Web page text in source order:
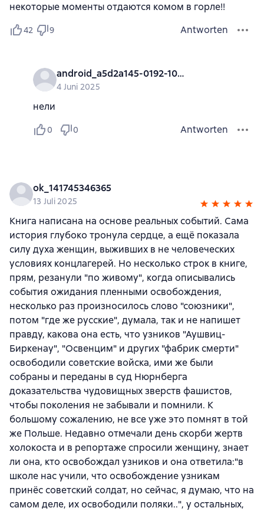
некоторые моменты отдаются комом в горле!!
42 9 Antworten
android_a5d2a145-0192-1000-0000-000000000000
4 Juni 2025
нели
0 0 Antworten
ok_141745346365
13 Juli 2025
Книга написана на основе реальных событий. Сама
история глубоко тронула сердце, а ещё показала
силу духа женщин, выживших в не человеческих
условиях концлагерей. Но несколько строк в книге,
прям, резанули "по живому", когда описывались
события ожидания пленными освобождения,
несколько раз произносилось слово "союзники",
потом "где же русские", думала, так и не напишет
правду, какова она есть, что узников "Аушвиц-
Биркенау", "Освенцим" и других "фабрик смерти"
освободили советские войска, ими же были
собраны и переданы в суд Нюрнберга
доказательства чудовищных зверств фашистов,
чтобы поколения не забывали и помнили. К
большому сожалению, не все уже это помнят в той
же Польше. Недавно отмечали день скорби жертв
холокоста и в репортаже спросили женщину, знает
ли она, кто освобождал узников и она ответила:"в
школе нас учили, что освобождение узникам
принёс советский солдат, но сейчас, я думаю, что на
самом деле, их освободили поляки..", у остальных,